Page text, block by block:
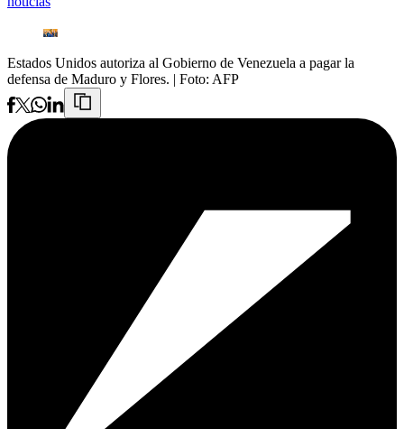
Estados Unidos autoriza al Gobierno de Venezuela a pagar la
defensa de Maduro y Flores. | Foto: AFP